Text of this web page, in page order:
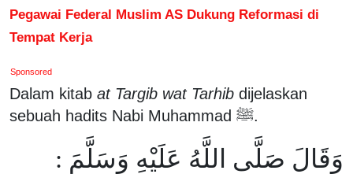
Pegawai Federal Muslim AS Dukung Reformasi di
Tempat Kerja
Sponsored
Dalam kitab at Targib wat Tarhib dijelaskan
sebuah hadits Nabi Muhammad ﷺ.
وَقَالَ صَلَّى اللَّهُ عَلَيْهِ وَسَلَّمَ :